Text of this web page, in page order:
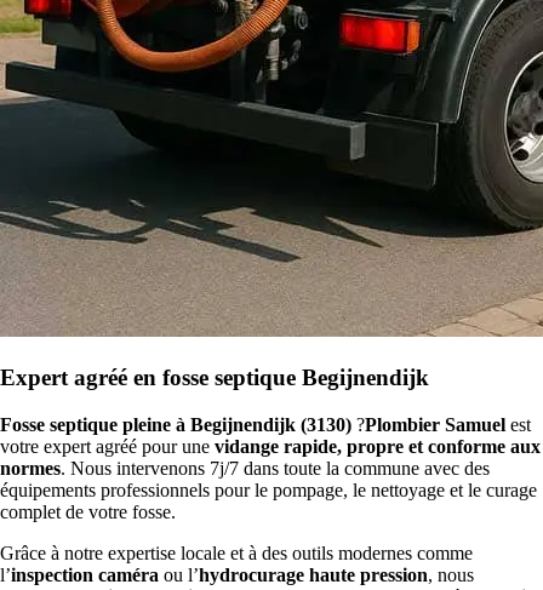
Expert agréé en fosse septique Begijnendijk
Fosse septique pleine à Begijnendijk (3130) ?Plombier Samuel est
votre expert agréé pour une vidange rapide, propre et conforme aux
normes. Nous intervenons 7j/7 dans toute la commune avec des
équipements professionnels pour le pompage, le nettoyage et le curage
complet de votre fosse.
Grâce à notre expertise locale et à des outils modernes comme
l’inspection caméra ou l’hydrocurage haute pression, nous